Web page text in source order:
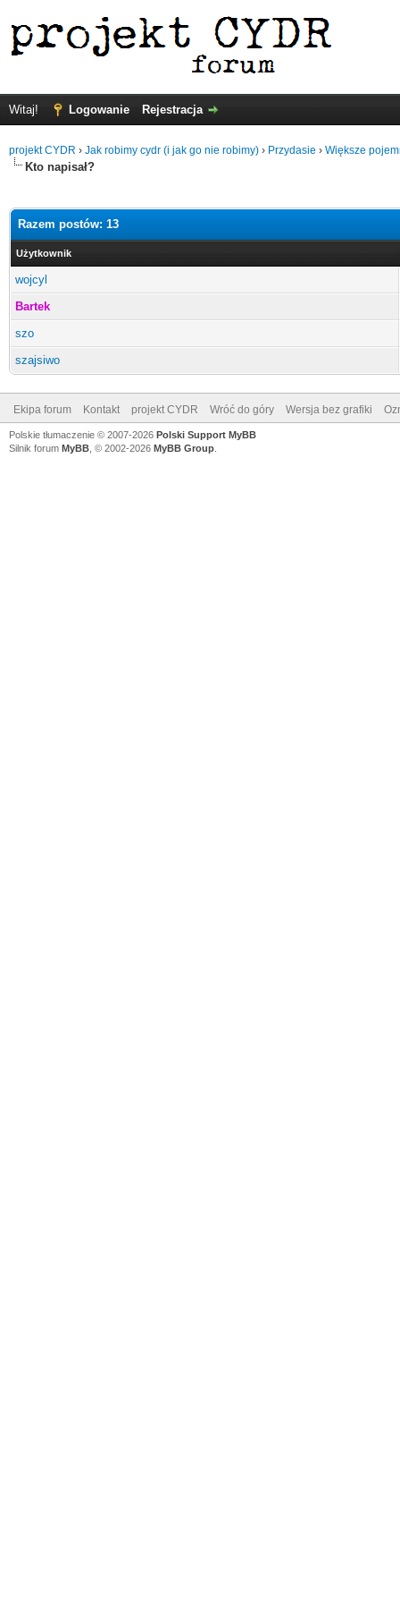
Witaj! Logowanie Rejestracja
projekt CYDR › Jak robimy cydr (i jak go nie robimy) › Przydasie › Większe
Kto napisał?
Razem postów: 13
Użytkownik
wojcyl
Bartek
szo
szajsiwo
Ekipa forum Kontakt projekt CYDR Wróć do góry Wersja bez grafiki
Polskie tłumaczenie © 2007-2026 Polski Support MyBB
Silnik forum MyBB , © 2002-2026 MyBB Group